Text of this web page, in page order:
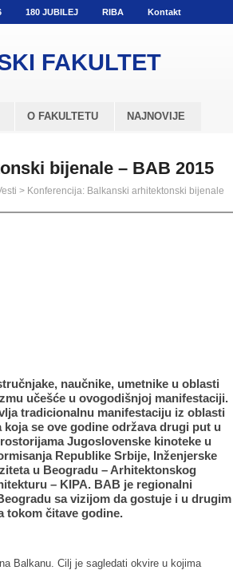
180 JUBILEJ RIBA Kontakt
FAKULTET
O FAKULTETU NAJNOVIJE
bijenale – BAB 2015
> Konferencija: Balkanski arhitektonski bijenale
naučnike, umetnike u oblasti
učešće u ovogodišnjoj manifestaciji.
tradicionalnu manifestaciju iz oblasti
se ove godine održava drugi put u
Jugoslovenske kinoteke u
Republike Srbije, Inženjerske
u Beogradu – Arhitektonskog
– KIPA. BAB je regionalni
sa vizijom da gostuje i u drugim
tokom čitave godine.
Balkanu. Cilj je sagledati okvire u kojima